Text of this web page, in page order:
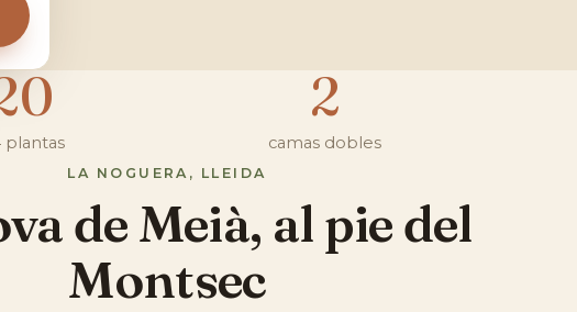
plantas
2
camas dobles
LA NOGUERA, LLEIDA
de Meià, al pie del
Montsec